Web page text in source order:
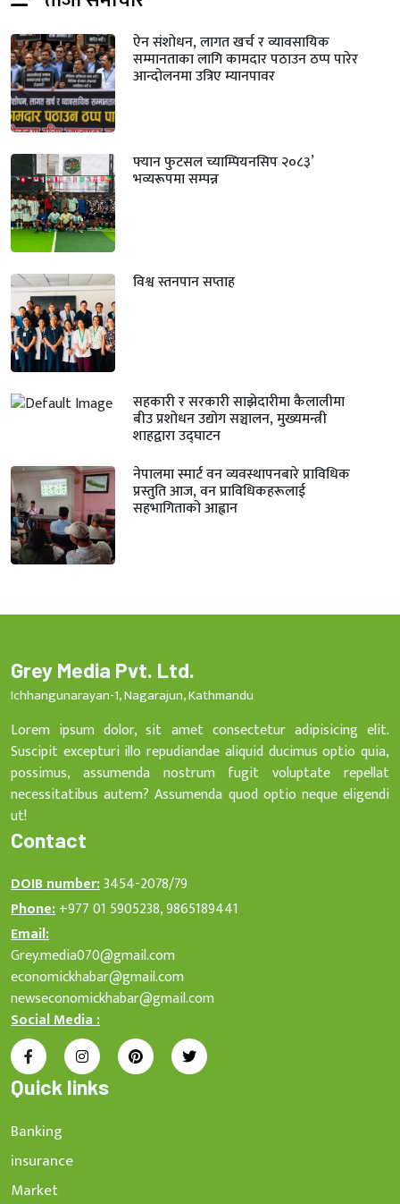
ऐन संशोधन, लागत खर्च र व्यावसायिक
सम्मानताका लागि कामदार पठाउन ठप्प पारेर
आन्दोलनमा उत्रिए म्यानपावर
फ्यान फुटसल च्याम्पियनसिप २०८३’
भव्यरूपमा सम्पन्न
विश्व स्तनपान सप्ताह
सहकारी र सरकारी साझेदारीमा कैलालीमा
बीउ प्रशोधन उद्योग सञ्चालन, मुख्यमन्त्री
शाहद्वारा उद्घाटन
नेपालमा स्मार्ट वन व्यवस्थापनबारे प्राविधिक
प्रस्तुति आज, वन प्राविधिकहरूलाई
सहभागिताको आह्वान
Grey Media Pvt. Ltd.
Ichhangunarayan-1, Nagarajun, Kathmandu
Lorem ipsum dolor, sit amet consectetur adipisicing elit.
Suscipit excepturi illo repudiandae aliquid ducimus optio quia,
possimus, assumenda nostrum fugit voluptate repellat
necessitatibus autem? Assumenda quod optio neque eligendi
ut!
Contact
DOIB number:3454-2078/79
Phone:+977 01 5905238, 9865189441
Email:
Grey.media070@gmail.com
economickhabar@gmail.com
newseconomickhabar@gmail.com
Social Media :
Quick links
Banking
insurance
Market